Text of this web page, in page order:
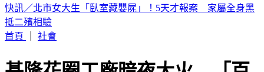
最新風雨預測！中午最有感 明清晨2縣市達停班課標準
首頁｜ 社會
基隆花圈工廠暗夜大火 「百